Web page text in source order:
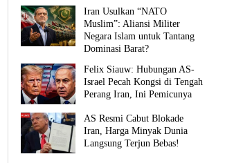
Iran Usulkan “NATO
Muslim”: Aliansi Militer
Negara Islam untuk Tantang
Dominasi Barat?
Felix Siauw: Hubungan AS-
Israel Pecah Kongsi di Tengah
Perang Iran, Ini Pemicunya
AS Resmi Cabut Blokade
Iran, Harga Minyak Dunia
Langsung Terjun Bebas!